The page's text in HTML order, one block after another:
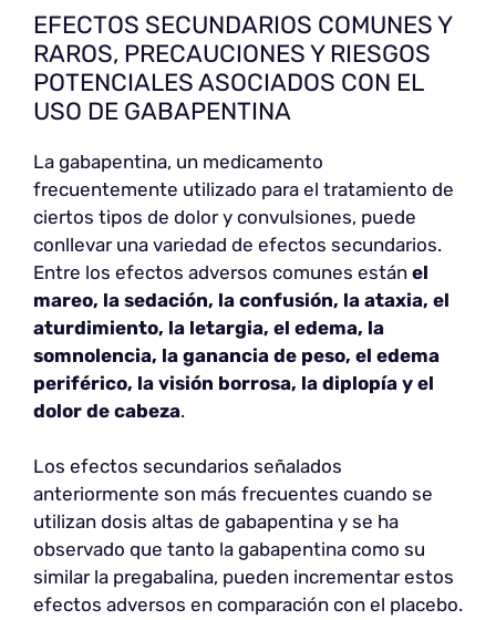
EFECTOS SECUNDARIOS COMUNES Y
RAROS, PRECAUCIONES Y RIESGOS
POTENCIALES ASOCIADOS CON EL
USO DE GABAPENTINA
La gabapentina, un medicamento
frecuentemente utilizado para el tratamiento de
ciertos tipos de dolor y convulsiones, puede
conllevar una variedad de efectos secundarios.
Entre los efectos adversos comunes están el
mareo, la sedación, la confusión, la ataxia, el
aturdimiento, la letargia, el edema, la
somnolencia, la ganancia de peso, el edema
periférico, la visión borrosa, la diplopía y el
dolor de cabeza.
Los efectos secundarios señalados
anteriormente son más frecuentes cuando se
utilizan dosis altas de gabapentina y se ha
observado que tanto la gabapentina como su
similar la pregabalina, pueden incrementar estos
efectos adversos en comparación con el placebo.